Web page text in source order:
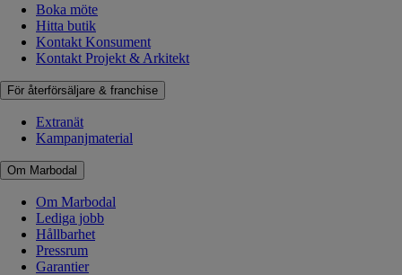
Boka möte
Hitta butik
Kontakt Konsument
Kontakt Projekt & Arkitekt
För återförsäljare & franchise
Extranät
Kampanjmaterial
Om Marbodal
Om Marbodal
Lediga jobb
Hållbarhet
Pressrum
Garantier